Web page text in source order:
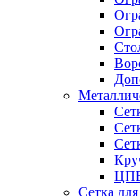
Сетка